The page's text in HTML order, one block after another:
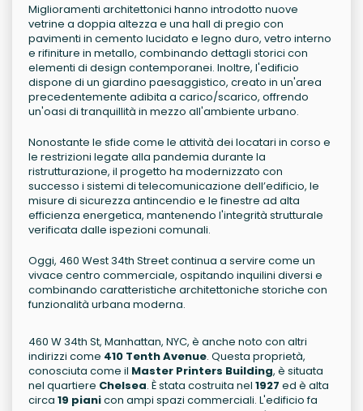
Miglioramenti architettonici hanno introdotto nuove
vetrine a doppia altezza e una hall di pregio con
pavimenti in cemento lucidato e legno duro, vetro interno
e rifiniture in metallo, combinando dettagli storici con
elementi di design contemporanei. Inoltre, l'edificio
dispone di un giardino paesaggistico, creato in un'area
precedentemente adibita a carico/scarico, offrendo
un'oasi di tranquillità in mezzo all'ambiente urbano.
Nonostante le sfide come le attività dei locatari in corso e
le restrizioni legate alla pandemia durante la
ristrutturazione, il progetto ha modernizzato con
successo i sistemi di telecomunicazione dell’edificio, le
misure di sicurezza antincendio e le finestre ad alta
efficienza energetica, mantenendo l'integrità strutturale
verificata dalle ispezioni comunali.
Oggi, 460 West 34th Street continua a servire come un
vivace centro commerciale, ospitando inquilini diversi e
combinando caratteristiche architettoniche storiche con
funzionalità urbana moderna.
460 W 34th St, Manhattan, NYC, è anche noto con altri
indirizzi come 410 Tenth Avenue. Questa proprietà,
conosciuta come il Master Printers Building, è situata
nel quartiere Chelsea. È stata costruita nel 1927 ed è alta
circa 19 pianicon ampi spazi commerciali. L'edificio fa